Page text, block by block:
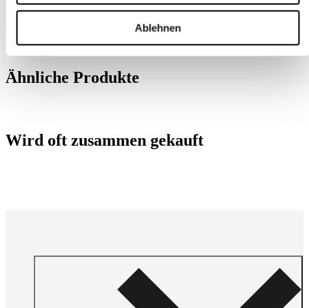
Ablehnen
Ähnliche Produkte
Wird oft zusammen gekauft